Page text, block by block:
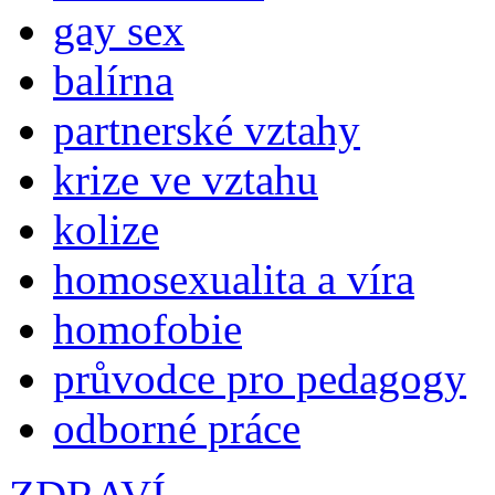
gay sex
balírna
partnerské vztahy
krize ve vztahu
kolize
homosexualita a víra
homofobie
průvodce pro pedagogy
odborné práce